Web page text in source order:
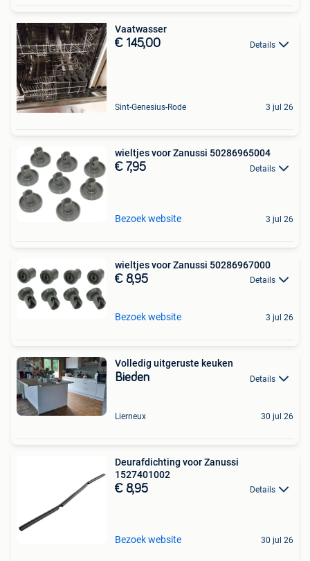
Vaatwasser
€ 145,00 Details
Sint-Genesius-Rode 3 jul 26
wieltjes voor Zanussi 50286965004
€ 7,95 Details
Bezoek website 3 jul 26
wieltjes voor Zanussi 50286967000
€ 8,95 Details
Bezoek website 3 jul 26
Volledig uitgeruste keuken
Bieden Details
Lierneux 30 jul 26
Deurafdichting voor Zanussi
1527401002
€ 8,95 Details
Bezoek website 30 jul 26